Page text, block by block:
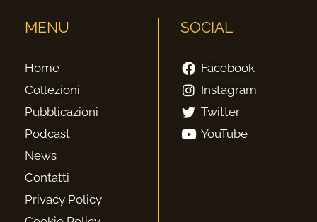
MENU
Home
Collezioni
Pubblicazioni
Podcast
News
Contatti
Privacy Policy
SOCIAL
Facebook
Instagram
Twitter
YouTube